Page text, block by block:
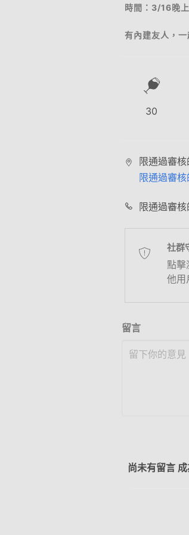
時間：3/16晚
有內建友人，
30
限通過審
限通過審
限通過審
社群
點擊
他用
留言
尚未有留言